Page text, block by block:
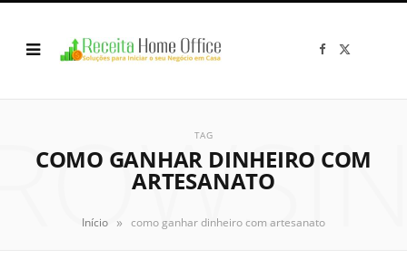
F
)
TAG
COMO GANHAR DINHEIRO COM
ARTESANATO
Início » como ganhar dinheiro com artesanato